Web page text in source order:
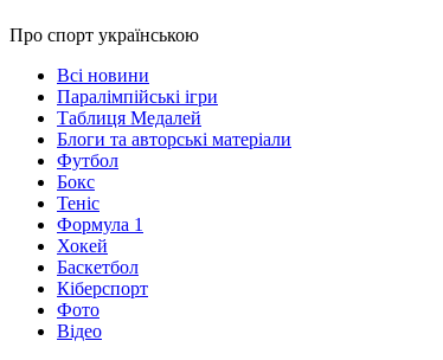
Про спорт українською
Всі новини
Паралімпійські ігри
Таблиця Медалей
Блоги та авторські матеріали
Футбол
Бокс
Теніс
Формула 1
Хокей
Баскетбол
Кіберспорт
Фото
Відео